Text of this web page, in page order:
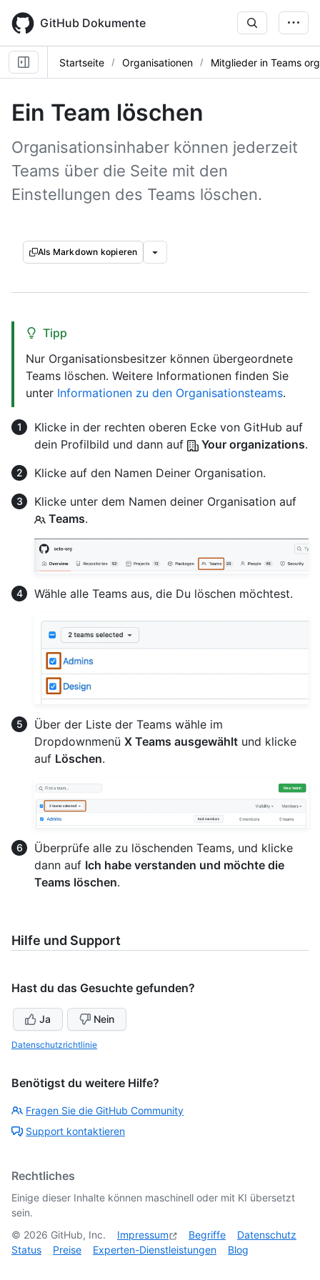
main
content
GitHub Dokumente
Startseite Organisationen Mitglieder in Teams
Ein Team löschen
Organisationsinhaber können jederzeit
Teams über die Seite mit den
Einstellungen des Teams löschen.
Als Markdown kopieren
Tipp
Nur Organisationsbesitzer können übergeordnete
Teams löschen. Weitere Informationen finden Sie
unter Informationen zu den Organisationsteams.
Klicke in der rechten oberen Ecke von GitHub auf
dein Profilbild und dann auf
Your organizations.
Klicke auf den Namen Deiner Organisation.
Klicke unter dem Namen deiner Organisation auf
Teams.
Wähle alle Teams aus, die Du löschen möchtest.
Über der Liste der Teams wähle im
Dropdownmenü X Teams ausgewählt und klicke
auf Löschen.
Überprüfe alle zu löschenden Teams, und klicke
dann auf Ich habe verstanden und möchte die
Teams löschen.
Hilfe und Support
Hast du das Gesuchte gefunden?
Ja Nein
Datenschutzrichtlinie
Benötigst du weitere Hilfe?
Fragen Sie die GitHub Community
Support kontaktieren
Rechtliches
Einige dieser Inhalte können maschinell oder mit KI übersetzt
sein.
© 2026 GitHub, Inc. Impressum Begriffe
Datenschutz
Status
Preise Experten-Dienstleistungen Blog